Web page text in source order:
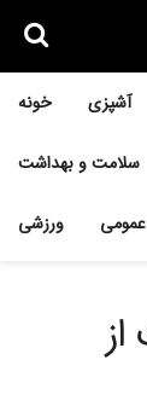
خونه آشپزی
سلامت و بهداشت
ورزشی عمومی